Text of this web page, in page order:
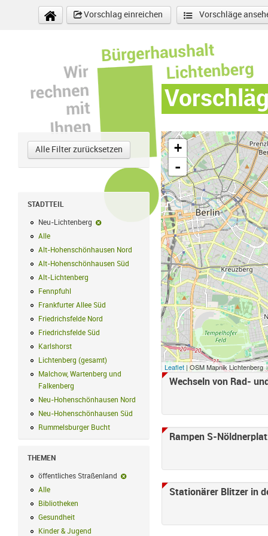
Direkt zum Inhalt
Vorschlag einreichen
Vorschläge
Alle Filter zurücksetzen
STADTTEIL
Neu-Lichtenberg
Neu-Lichtenberg-Filter entfernen
Alle
Alt-Hohenschönhausen Nord
Alt-Hohenschönhausen Nord Filter
Alt-Hohenschönhausen Süd
Alt-Hohenschönhausen Süd Filter
Alt-Lichtenberg Alt-Lichtenberg Filter anwenden
Fennpfuhl
Frankfurter Allee Süd
Frankfurter Allee Süd Filter anwenden
Friedrichsfelde Nord
Friedrichsfelde Nord Filter anwenden
Friedrichsfelde Süd
Friedrichsfelde Süd Filter anwenden
Karlshorst
Lichtenberg (gesamt) Lichtenberg (gesamt) Filter anwenden
Malchow, Wartenberg und
Falkenberg Malchow, Wartenberg und Falkenberg Filter anwenden
Neu-Hohenschönhausen Nord
Neu-Hohenschönhausen Süd
Neu-Hohenschönhausen Süd Filter
Rummelsburger Bucht Rummelsburger Bucht Filter anwenden
THEMEN
öffentliches Straßenland
Alle
Bibliotheken
Gesundheit
Kinder & Jugend
+
-
Leaflet | OSM Mapnik Lichtenberg
Wechseln von Rad-
Rampen S-
Stationärer Blitzer in
Seiten